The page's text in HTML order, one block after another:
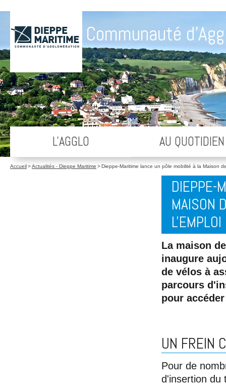
Communauté
Accueil>Actualités - Dieppe Maritime >Dieppe-Maritime lance un pôle mobilité à la Maison
L'AGGLO AU QUOTIDIEN
DIEPPE-
MAISON
L'EMPLOI
La maison
inaugure
de vélos à
parcours
pour
UN FREIN
Pour de
d'insertion du